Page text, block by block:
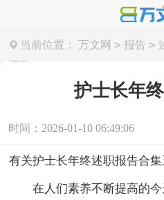
当前位置： 万文网 > 报告 >
报告
护士长年
时间：2026-01-10 06:49:06
有关护士长年终述职报告合集
在人们素养不断提高的今